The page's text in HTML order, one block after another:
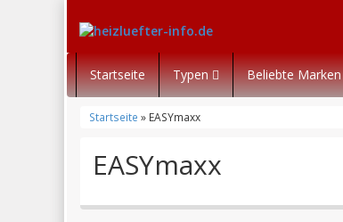
Startseite Typen Beliebte
Startseite » EASYmaxx
EASYmaxx